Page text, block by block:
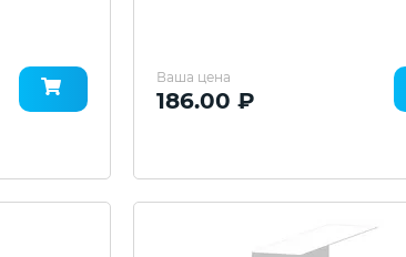
Ваша цена
186.00 ₽